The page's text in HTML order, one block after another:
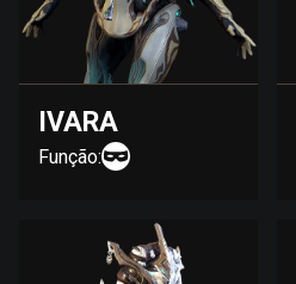
IVARA
Função: